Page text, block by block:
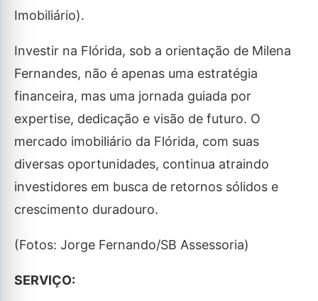
Imobiliário).
Investir na Flórida, sob a orientação de Milena
Fernandes, não é apenas uma estratégia
financeira, mas uma jornada guiada por
expertise, dedicação e visão de futuro. O
mercado imobiliário da Flórida, com suas
diversas oportunidades, continua atraindo
investidores em busca de retornos sólidos e
crescimento duradouro.
(Fotos: Jorge Fernando/SB Assessoria)
SERVIÇO: